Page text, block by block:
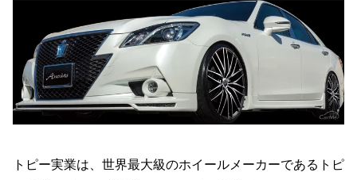
トピー実業は、世界最大級のホイールメーカーであるトピ